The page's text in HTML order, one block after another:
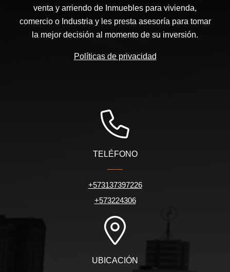
venta y arriendo de Inmuebles para vivienda,
comercio o Industria y les presta asesoría para tomar
la mejor decisión al momento de su inversión.
Políticas de privacidad
TELÉFONO
+573137397226
+573224306
UBICACIÓN